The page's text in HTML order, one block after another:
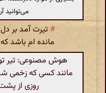
می‌توانید
# تیرت آمد بر
مانده ام باشد
هوش مصنوعی: تیر
مانند کسی که زخمی
روزی از